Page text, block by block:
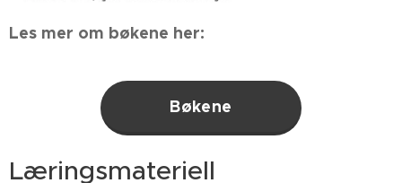
Les mer om bøkene her:
Bøkene
Læringsmateriell